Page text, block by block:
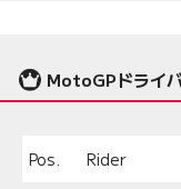
MotoGPドライ
Pos. Rider